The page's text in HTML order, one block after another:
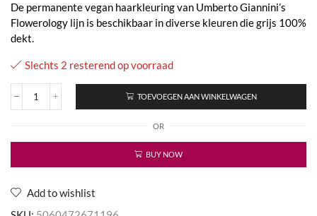
De permanente vegan haarkleuring van Umberto Giannini’s
Flowerology lijn is beschikbaar in diverse kleuren die grijs 100%
dekt.
Slechts 2 resterend op voorraad
Flowerology
Dark
3.0
TOEVOEGEN AAN WINKELWAGEN
OR
BUY NOW
Add to wishlist